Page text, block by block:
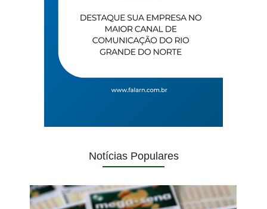
Notícias Populares